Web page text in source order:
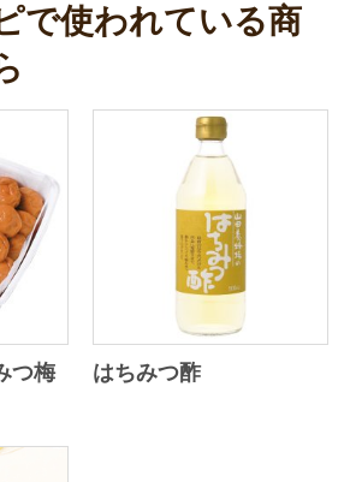
で使われている商
つ梅
はちみつ酢